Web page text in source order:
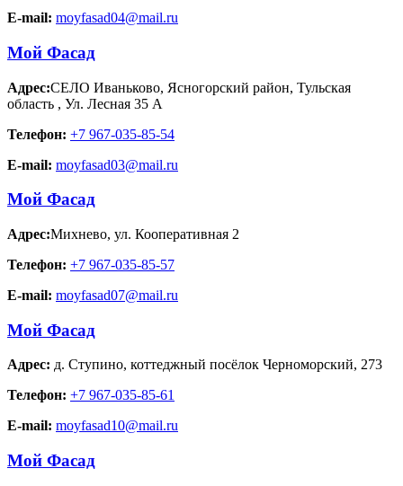
E-mail: moyfasad04@mail.ru
Мой Фасад
Адрес:СЕЛО Иваньково, Ясногорский район, Тульская
область , Ул. Лесная 35 А
Телефон: +7 967-035-85-54
E-mail: moyfasad03@mail.ru
Мой Фасад
Адрес:Михнево, ул. Кооперативная 2
Телефон: +7 967-035-85-57
E-mail: moyfasad07@mail.ru
Мой Фасад
Адрес: д. Ступино, коттеджный посёлок Черноморский, 273
Телефон: +7 967-035-85-61
E-mail: moyfasad10@mail.ru
Мой Фасад